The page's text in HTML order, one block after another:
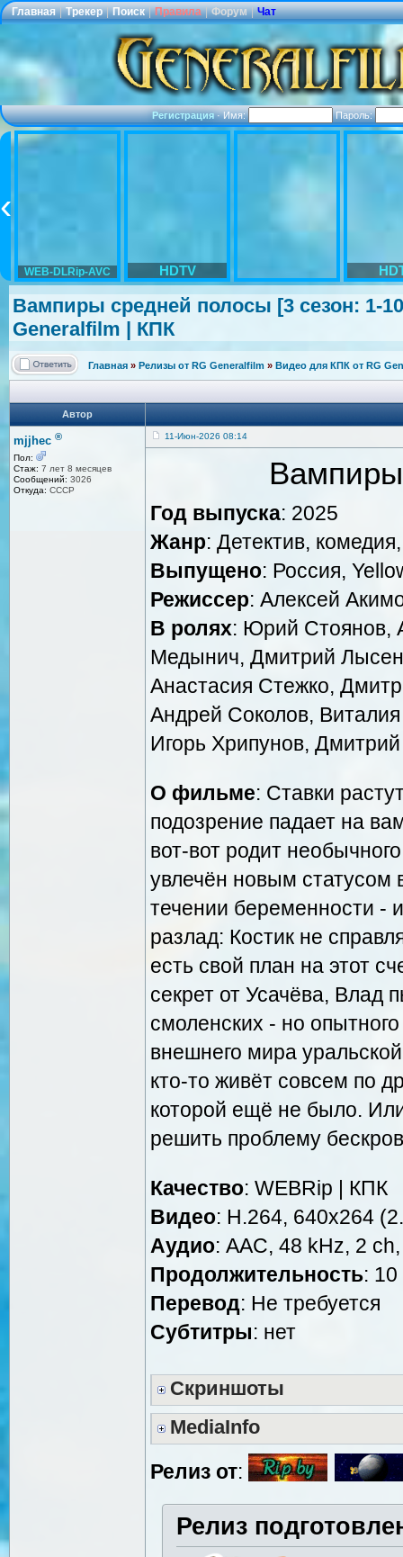
Главная | Трекер | Поиск | Правила | Форум | Чат
Регистрация·Имя: Пароль:
WEB-DLRip-AVC HDTV
Вампиры средней полосы [3 сезон: 1-
Generalfilm | КПК
Главная » Релизы от RG Generalfilm » Видео для КПК от RG
Автор
mjjhec ®
Пол:
Стаж: 7 лет 8 месяцев
Сообщений: 3026
Откуда: СССР
11-Июн-2026 08:14
Год выпуска: 2025
Жанр: Детектив,
Выпущено: Россия,
Режиссер: Алексей
В ролях: Юрий Стоянов,
Медынич, Дмитрий
Анастасия Стежко,
Андрей Соколов,
Игорь Хрипунов,
О фильме: Ставки
подозрение падает на
вот-вот родит
увлечён новым статусом
течении беременности -
разлад: Костик не
есть свой план на этот
секрет от Усачёва, Влад
смоленских - но
внешнего мира
кто-то живёт совсем по
которой ещё не было.
решить проблему
Качество: WEBRip | КПК
Видео: H.264, 640x264
Аудио: AAC, 48 kHz, 2
Продолжительность:
Перевод: Не требуется
Cубтитры: нет
Скриншоты
MediaInfo
Релиз от:
Релиз